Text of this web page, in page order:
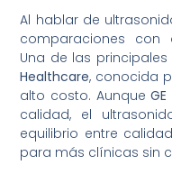
Al hablar de
comparaciones con
Una de las
Healthcare, conocida
alto costo. Aunque
calidad, el
equilibrio entre
para más clínicas sin